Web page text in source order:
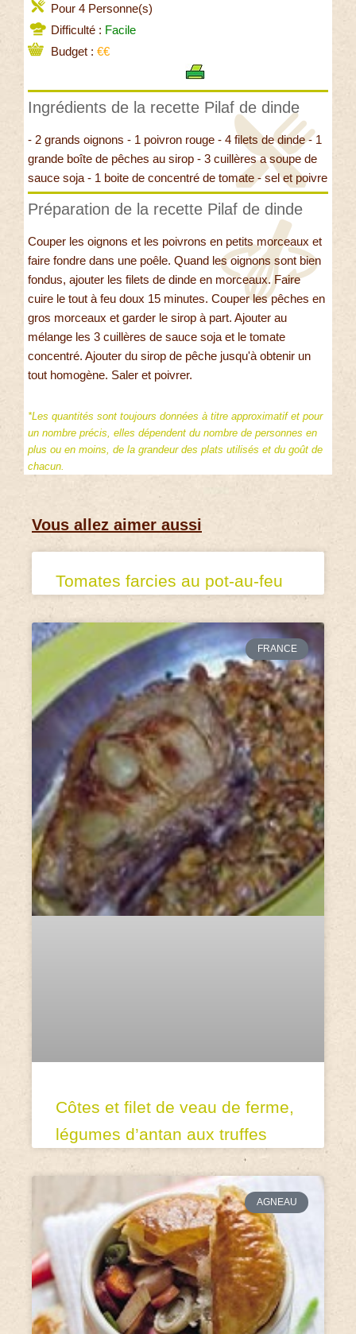
Pour 4 Personne(s)
Difficulté : Facile
Budget : €€
Ingrédients de la recette Pilaf de dinde
- 2 grands oignons - 1 poivron rouge - 4 filets de dinde - 1
grande boîte de pêches au sirop - 3 cuillères a soupe de
sauce soja - 1 boite de concentré de tomate - sel et poivre
Préparation de la recette Pilaf de dinde
Couper les oignons et les poivrons en petits morceaux et
faire fondre dans une poêle. Quand les oignons sont bien
fondus, ajouter les filets de dinde en morceaux. Faire
cuire le tout à feu doux 15 minutes. Couper les pêches en
gros morceaux et garder le sirop à part. Ajouter au
mélange les 3 cuillères de sauce soja et le tomate
concentré. Ajouter du sirop de pêche jusqu'à obtenir un
tout homogène. Saler et poivrer.
*Les quantités sont toujours données à titre approximatif et pour
un nombre précis, elles dépendent du nombre de personnes en
plus ou en moins, de la grandeur des plats utilisés et du goût de
chacun.
Vous allez aimer aussi
Tomates farcies au pot-au-feu
FRANCE
Côtes et filet de veau de ferme,
légumes d’antan aux truffes
AGNEAU